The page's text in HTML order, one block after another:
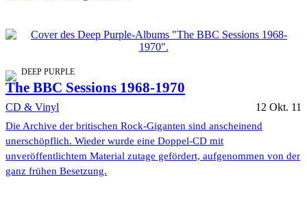
DEEP PURPLE
The BBC Sessions 1968-1970
CD & Vinyl 12 Okt. 11
Die Archive der britischen Rock-Giganten sind anscheinend
unerschöpflich. Wieder wurde eine Doppel-CD mit
unveröffentlichtem Material zutage gefördert, aufgenommen von der
ganz frühen Besetzung.